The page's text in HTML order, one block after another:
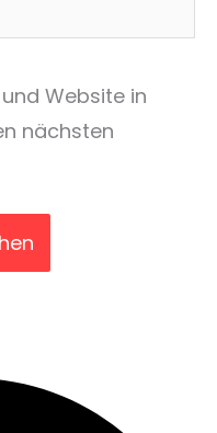
Website in
nächsten